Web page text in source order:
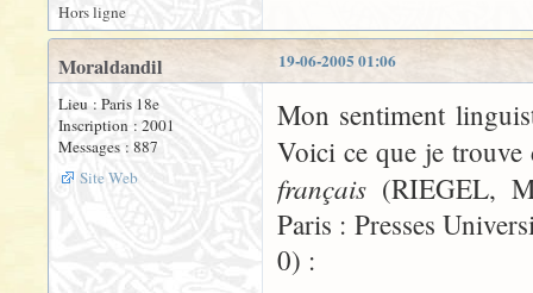
Hors ligne
19-06-2005 01:06
Moraldandil
Lieu : Paris 18e
Inscription : 2001
Messages : 887
Site Web
Mon sentiment
Voici ce que je
français (RIEGEL,
Paris : Presses
0) :